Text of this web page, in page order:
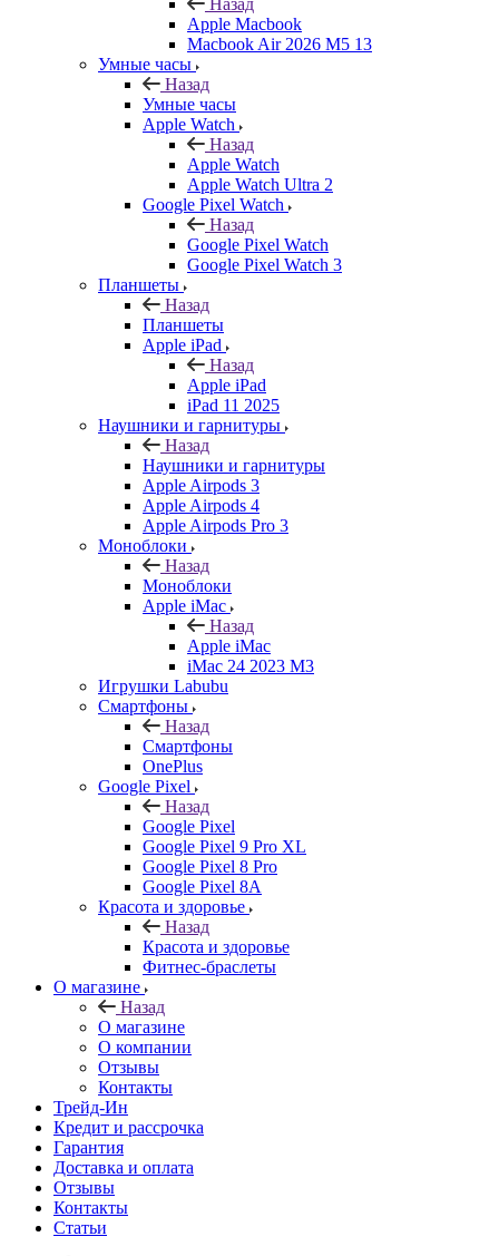
Назад
Apple Macbook
Macbook Air 2026 M5 13
Умные часы
Назад
Умные часы
Apple Watch
Назад
Apple Watch
Apple Watch Ultra 2
Google Pixel Watch
Назад
Google Pixel Watch
Google Pixel Watch 3
Планшеты
Назад
Планшеты
Apple iPad
Назад
Apple iPad
iPad 11 2025
Наушники и гарнитуры
Назад
Наушники и гарнитуры
Apple Airpods 3
Apple Airpods 4
Apple Airpods Pro 3
Моноблоки
Назад
Моноблоки
Apple iMac
Назад
Apple iMac
iMac 24 2023 M3
Игрушки Labubu
Смартфоны
Назад
Смартфоны
OnePlus
Google Pixel
Назад
Google Pixel
Google Pixel 9 Pro XL
Google Pixel 8 Pro
Google Pixel 8A
Красота и здоровье
Назад
Красота и здоровье
Фитнес-браслеты
О магазине
Назад
О магазине
О компании
Отзывы
Контакты
Трейд-Ин
Кредит и рассрочка
Гарантия
Доставка и оплата
Отзывы
Контакты
Статьи